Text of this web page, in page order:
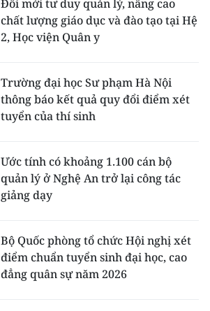
Đổi mới tư duy quản lý, nâng cao
chất lượng giáo dục và đào tạo tại Hệ
2, Học viện Quân y
Trường đại học Sư phạm Hà Nội
thông báo kết quả quy đổi điểm xét
tuyển của thí sinh
Ước tính có khoảng 1.100 cán bộ
quản lý ở Nghệ An trở lại công tác
giảng dạy
Bộ Quốc phòng tổ chức Hội nghị xét
điểm chuẩn tuyển sinh đại học, cao
đẳng quân sự năm 2026